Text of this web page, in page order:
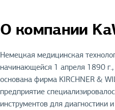
О компании
Немецкая медицинская
начинающейся 1 апреля 1890
основана фирма KIRCHNER &
предприятие
инструментов для диагностики